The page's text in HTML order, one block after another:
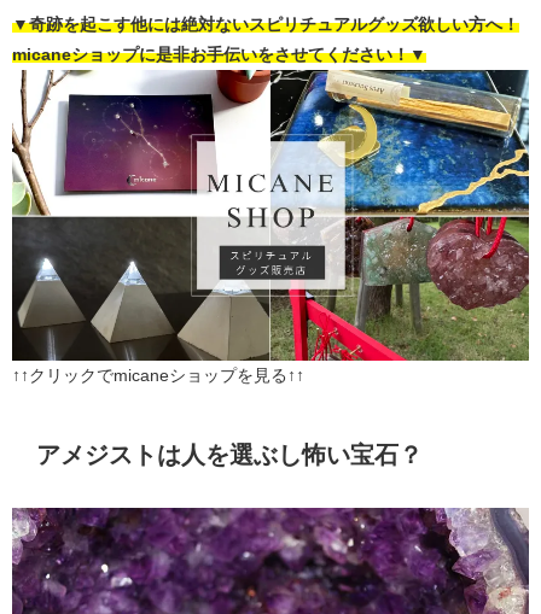
▼奇跡を起こす他には絶対ないスピリチュアルグッズ欲しい方へ！
micaneショップに是非お手伝いをさせてください！▼
↑↑クリックでmicaneショップを見る↑↑
アメジストは人を選ぶし怖い宝石？